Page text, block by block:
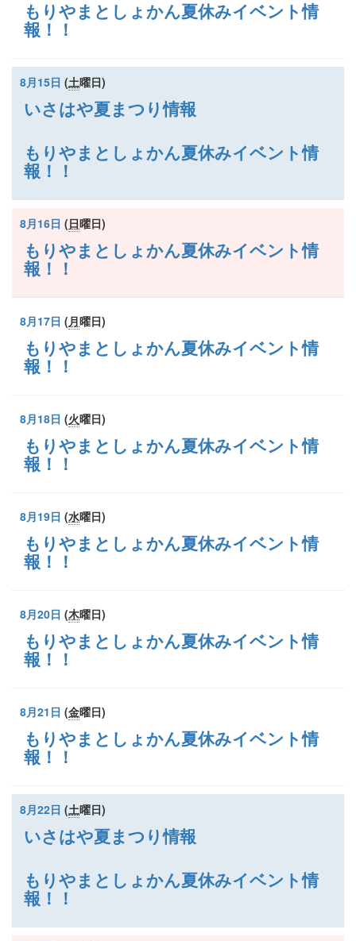
もりやまとしょかん夏休みイベント情
報！！
8月15日 (土曜日)
いさはや夏まつり情報
もりやまとしょかん夏休みイベント情
報！！
8月16日 (日曜日)
もりやまとしょかん夏休みイベント情
報！！
8月17日 ( 月曜日)
もりやまとしょかん夏休みイベント情
報！！
8月18日 (火曜日)
もりやまとしょかん夏休みイベント情
報！！
8月19日 (水曜日)
もりやまとしょかん夏休みイベント情
報！！
8月20日 (木曜日)
もりやまとしょかん夏休みイベント情
報！！
8月21日 (金曜日)
もりやまとしょかん夏休みイベント情
報！！
8月22日 (土曜日)
いさはや夏まつり情報
もりやまとしょかん夏休みイベント情
報！！